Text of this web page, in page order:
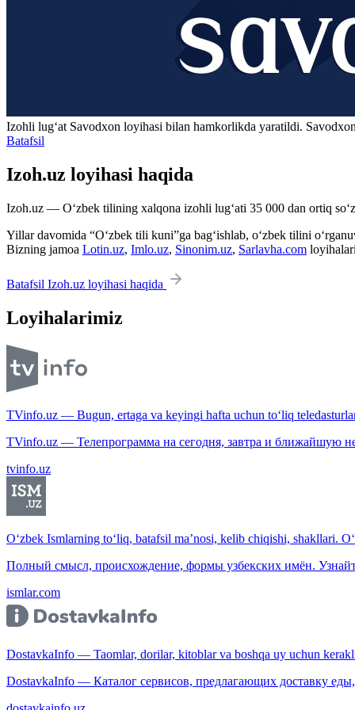
Izohli lugʻat Savodxon loyihasi bilan hamkorlikda yaratildi.
Batafsil
Izoh.uz loyihasi haqida
Izoh.uz — O‘zbek tilining xalqona izohli lug‘ati 35 000 dan ortiq
Yillar davomida “O‘zbek tili kuni”ga bag‘ishlab, o‘zbek tilini
Bizning jamoa Lotin.uz, Imlo.uz, Sinonim.uz, Sarlavha.com
Batafsil Izoh.uz loyihasi haqida
Loyihalarimiz
TVinfo.uz — Bugun, ertaga va keyingi hafta uchun to‘liq
TVinfo.uz — Телепрограмма на сегодня, завтра и ближайшую
tvinfo.uz
O‘zbek Ismlarning to‘liq, batafsil ma’nosi, kelib chiqishi, shakllari.
Полный смысл, происхождение, формы узбекских имён.
ismlar.com
DostavkaInfo — Taomlar, dorilar, kitoblar va boshqa uy uchun
DostavkaInfo — Каталог сервисов, предлагающих доставку